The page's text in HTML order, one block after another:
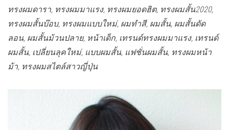
ทรงผมดารา, ทรงผมมาแรง, ทรงผมยอดฮิต, ทรงผมสั้น2020,
ทรงผมสั้นบ๊อบ, ทรงผมแบบใหม่, ผมทำสี, ผมสั้น, ผมสั้นดัด
ลอน, ผมสั้นม้วนปลาย, หน้าเด็ก, เทรนด์ทรงผมมาแรง, เทรนด์
ผมสั้น, เปลี่ยนลุคใหม่, แบบผมสั้น, แฟชั่นผมสั้น, ทรงผมหน้า
ม้า, ทรงผมสไตล์สาวญี่ปุ่น